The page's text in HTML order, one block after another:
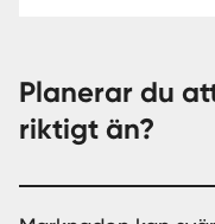
Planerar du
riktigt än?